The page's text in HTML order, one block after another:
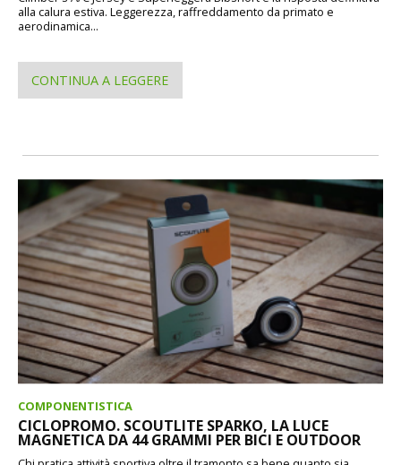
alla calura estiva. Leggerezza, raffreddamento da primato e
aerodinamica...
CONTINUA A LEGGERE
COMPONENTISTICA
CICLOPROMO. SCOUTLITE SPARKO, LA LUCE
MAGNETICA DA 44 GRAMMI PER BICI E OUTDOOR